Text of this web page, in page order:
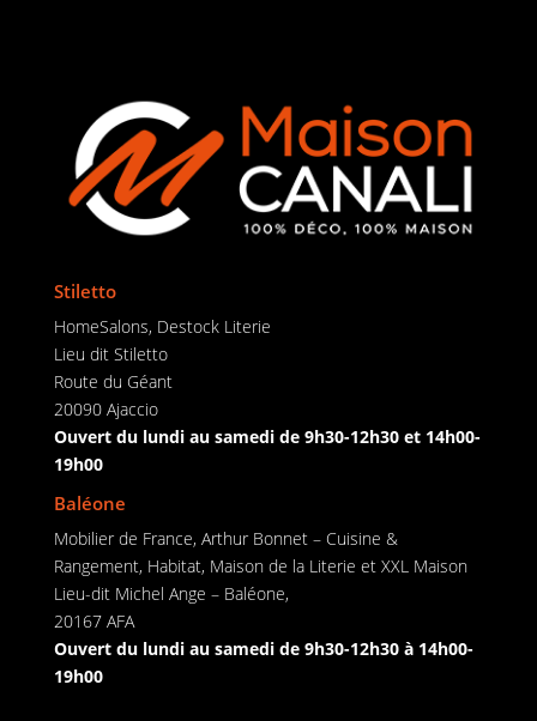
Stiletto
HomeSalons, Destock Literie
Lieu dit Stiletto
Route du Géant
20090 Ajaccio
Ouvert du lundi au samedi de 9h30-12h30 et 14h00-
19h00
Baléone
Mobilier de France, Arthur Bonnet – Cuisine &
Rangement, Habitat, Maison de la Literie et XXL Maison
Lieu-dit Michel Ange – Baléone,
20167 AFA
Ouvert du lundi au samedi de 9h30-12h30 à 14h00-
19h00